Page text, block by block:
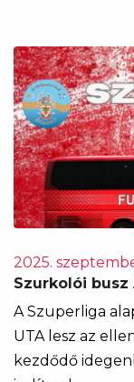
2025.
Szurkolói busz
A Szuperliga
UTA lesz az
kezdődő